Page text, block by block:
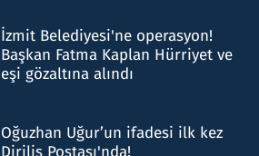
İzmit Belediyesi'ne operasyon!
Başkan Fatma Kaplan Hürriyet ve
eşi gözaltına alındı
Oğuzhan Uğur’un ifadesi ilk kez
Diriliş Postası'nda!